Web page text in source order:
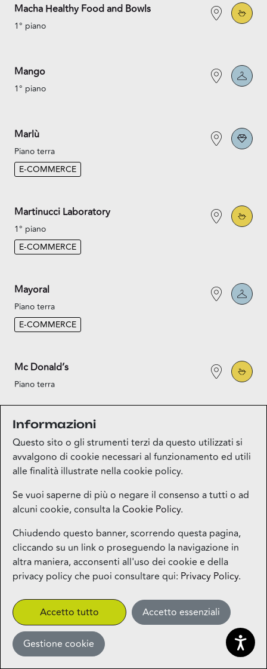
Macha Healthy Food and Bowls
1° piano
Mango
1° piano
Marlù
Piano terra
E-COMMERCE
Martinucci Laboratory
1° piano
E-COMMERCE
Mayoral
Piano terra
E-COMMERCE
Mc Donald’s
Piano terra
Medi-market
Piano terra
Mila Beauty Lounge
Piano terra
Milos – Greek Food – Coming
Soon
1° piano
CLICK&COLLECT
Miniso
Informazioni
Questo sito o gli strumenti terzi da questo utilizzati si
avvalgono di cookie necessari al funzionamento ed utili
alle finalità illustrate nella cookie policy.
Se vuoi saperne di più o negare il consenso a tutti o ad
alcuni cookie, consulta laCookie Policy.
Chiudendo questo banner, scorrendo questa pagina,
cliccando su un link o proseguendo la navigazione in
altra maniera, acconsenti all'uso dei cookie e della
privacy policy che puoi consultare qui: Privacy Policy.
Accetto tutto Accetto essenziali
Gestione cookie